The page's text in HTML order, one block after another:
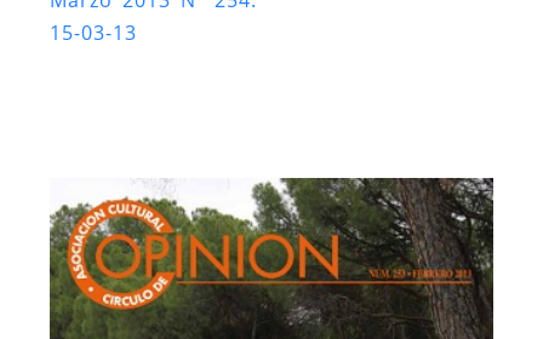
15-03-13